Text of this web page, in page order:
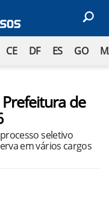
CE DF ES GO
de
seletivo
em vários cargos